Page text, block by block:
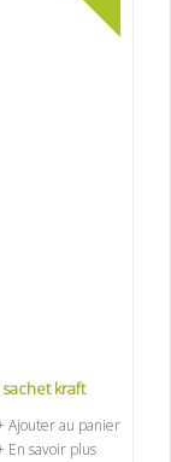
sachet kraft
Ajouter au panier
En savoir plus